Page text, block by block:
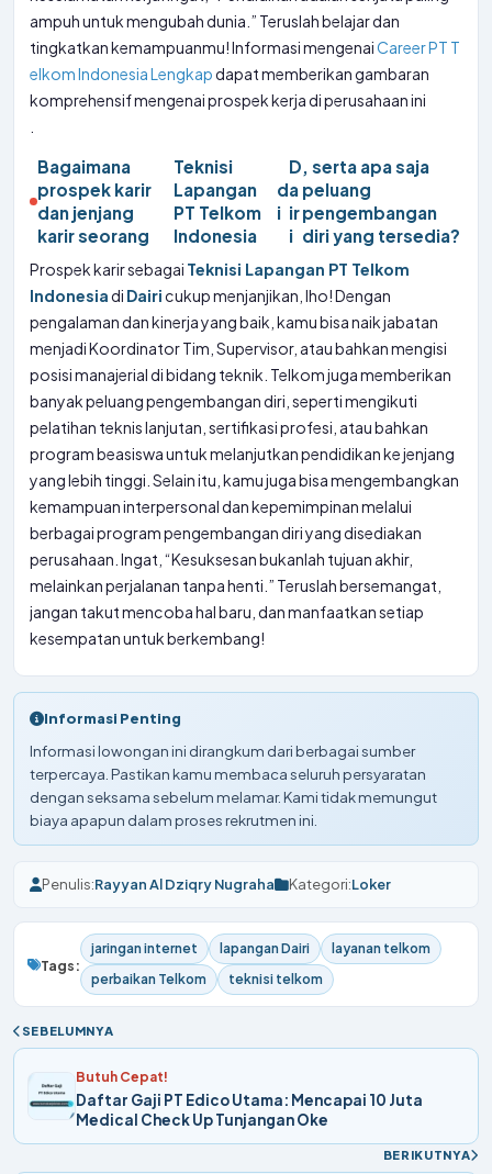
ampuh untuk mengubah dunia.” Teruslah belajar dan
tingkatkan kemampuanmu! Informasi mengenaiCareer PT T
elkom Indonesia Lengkapdapat memberikan gambaran
komprehensif mengenai prospek kerja di perusahaan ini
Bagaimana
prospek karir
dan jenjang
karir seorang
Teknisi
Lapangan
PT Telkom
Indonesia
d
i
D
a
ir
i
, serta apa saja
peluang
pengembangan
diri yang tersedia?
Prospek karir sebagai Teknisi Lapangan PT Telkom
Indonesiadi Dairicukup menjanjikan, lho! Dengan
pengalaman dan kinerja yang baik, kamu bisa naik jabatan
menjadi Koordinator Tim, Supervisor, atau bahkan mengisi
posisi manajerial di bidang teknik. Telkom juga memberikan
banyak peluang pengembangan diri, seperti mengikuti
pelatihan teknis lanjutan, sertifikasi profesi, atau bahkan
program beasiswa untuk melanjutkan pendidikan ke jenjang
yang lebih tinggi. Selain itu, kamu juga bisa mengembangkan
kemampuan interpersonal dan kepemimpinan melalui
berbagai program pengembangan diri yang disediakan
perusahaan. Ingat, “Kesuksesan bukanlah tujuan akhir,
melainkan perjalanan tanpa henti.” Teruslah bersemangat,
jangan takut mencoba hal baru, dan manfaatkan setiap
kesempatan untuk berkembang!
Informasi Penting
Informasi lowongan ini dirangkum dari berbagai sumber
terpercaya. Pastikan kamu membaca seluruh persyaratan
dengan seksama sebelum melamar. Kami tidak memungut
biaya apapun dalam proses rekrutmen ini.
Penulis:Rayyan Al Dziqry Nugraha Kategori:Loker
Tags:
jaringan internet lapangan Dairi
layanan telkom
perbaikan Telkom
teknisi telkom
SEBELUMNYA
Butuh Cepat!
Daftar Gaji PT Edico Utama: Mencapai 10 Juta
Medical Check Up Tunjangan Oke
BERIKUTNYA